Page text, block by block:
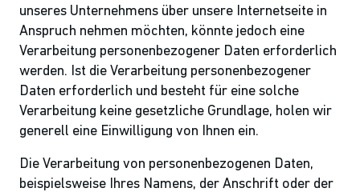
unseres Unternehmens über unsere Internetseite in
Anspruch nehmen möchten, könnte jedoch eine
Verarbeitung personenbezogener Daten erforderlich
werden. Ist die Verarbeitung personenbezogener
Daten erforderlich und besteht für eine solche
Verarbeitung keine gesetzliche Grundlage, holen wir
generell eine Einwilligung von Ihnen ein.
Die Verarbeitung von personenbezogenen Daten,
beispielsweise Ihres Namens, der Anschrift oder der